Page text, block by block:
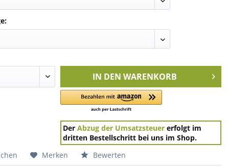
IN DEN WARENKORB
DerAbzug der Umsatzsteuer erfolgt im
dritten Bestellschritt bei uns im Shop.
Merken Bewerten